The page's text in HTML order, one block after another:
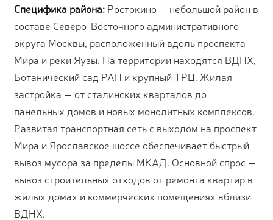
Специфика района: Ростокино — небольшой район в
составе Северо-Восточного административного
округа Москвы, расположенный вдоль проспекта
Мира и реки Яузы. На территории находятся ВДНХ,
Ботанический сад РАН и крупный ТРЦ. Жилая
застройка — от сталинских кварталов до
панельных домов и новых монолитных комплексов.
Развитая транспортная сеть с выходом на проспект
Мира и Ярославское шоссе обеспечивает быстрый
вывоз мусора за пределы МКАД. Основной спрос —
вывоз строительных отходов от ремонта квартир в
жилых домах и коммерческих помещениях вблизи
ВДНХ.